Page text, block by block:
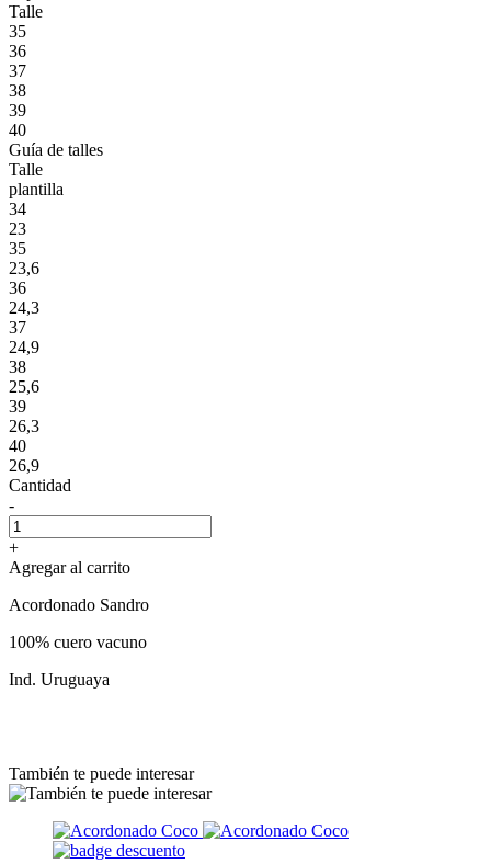
Talle
35
36
37
38
39
40
Guía de talles
Talle
plantilla
34
23
35
23,6
36
24,3
37
24,9
38
25,6
39
26,3
40
26,9
Cantidad
-
+
Agregar al carrito
Acordonado Sandro
100% cuero vacuno
Ind. Uruguaya
También te puede interesar